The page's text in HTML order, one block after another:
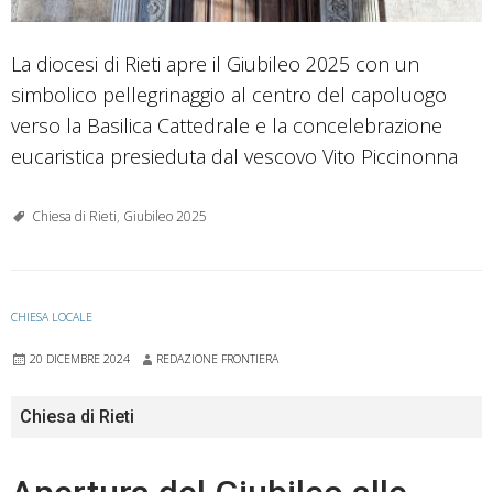
La diocesi di Rieti apre il Giubileo 2025 con un
simbolico pellegrinaggio al centro del capoluogo
verso la Basilica Cattedrale e la concelebrazione
eucaristica presieduta dal vescovo Vito Piccinonna
Chiesa di Rieti, Giubileo 2025
CHIESA LOCALE
20 DICEMBRE 2024 REDAZIONE FRONTIERA
Chiesa di Rieti